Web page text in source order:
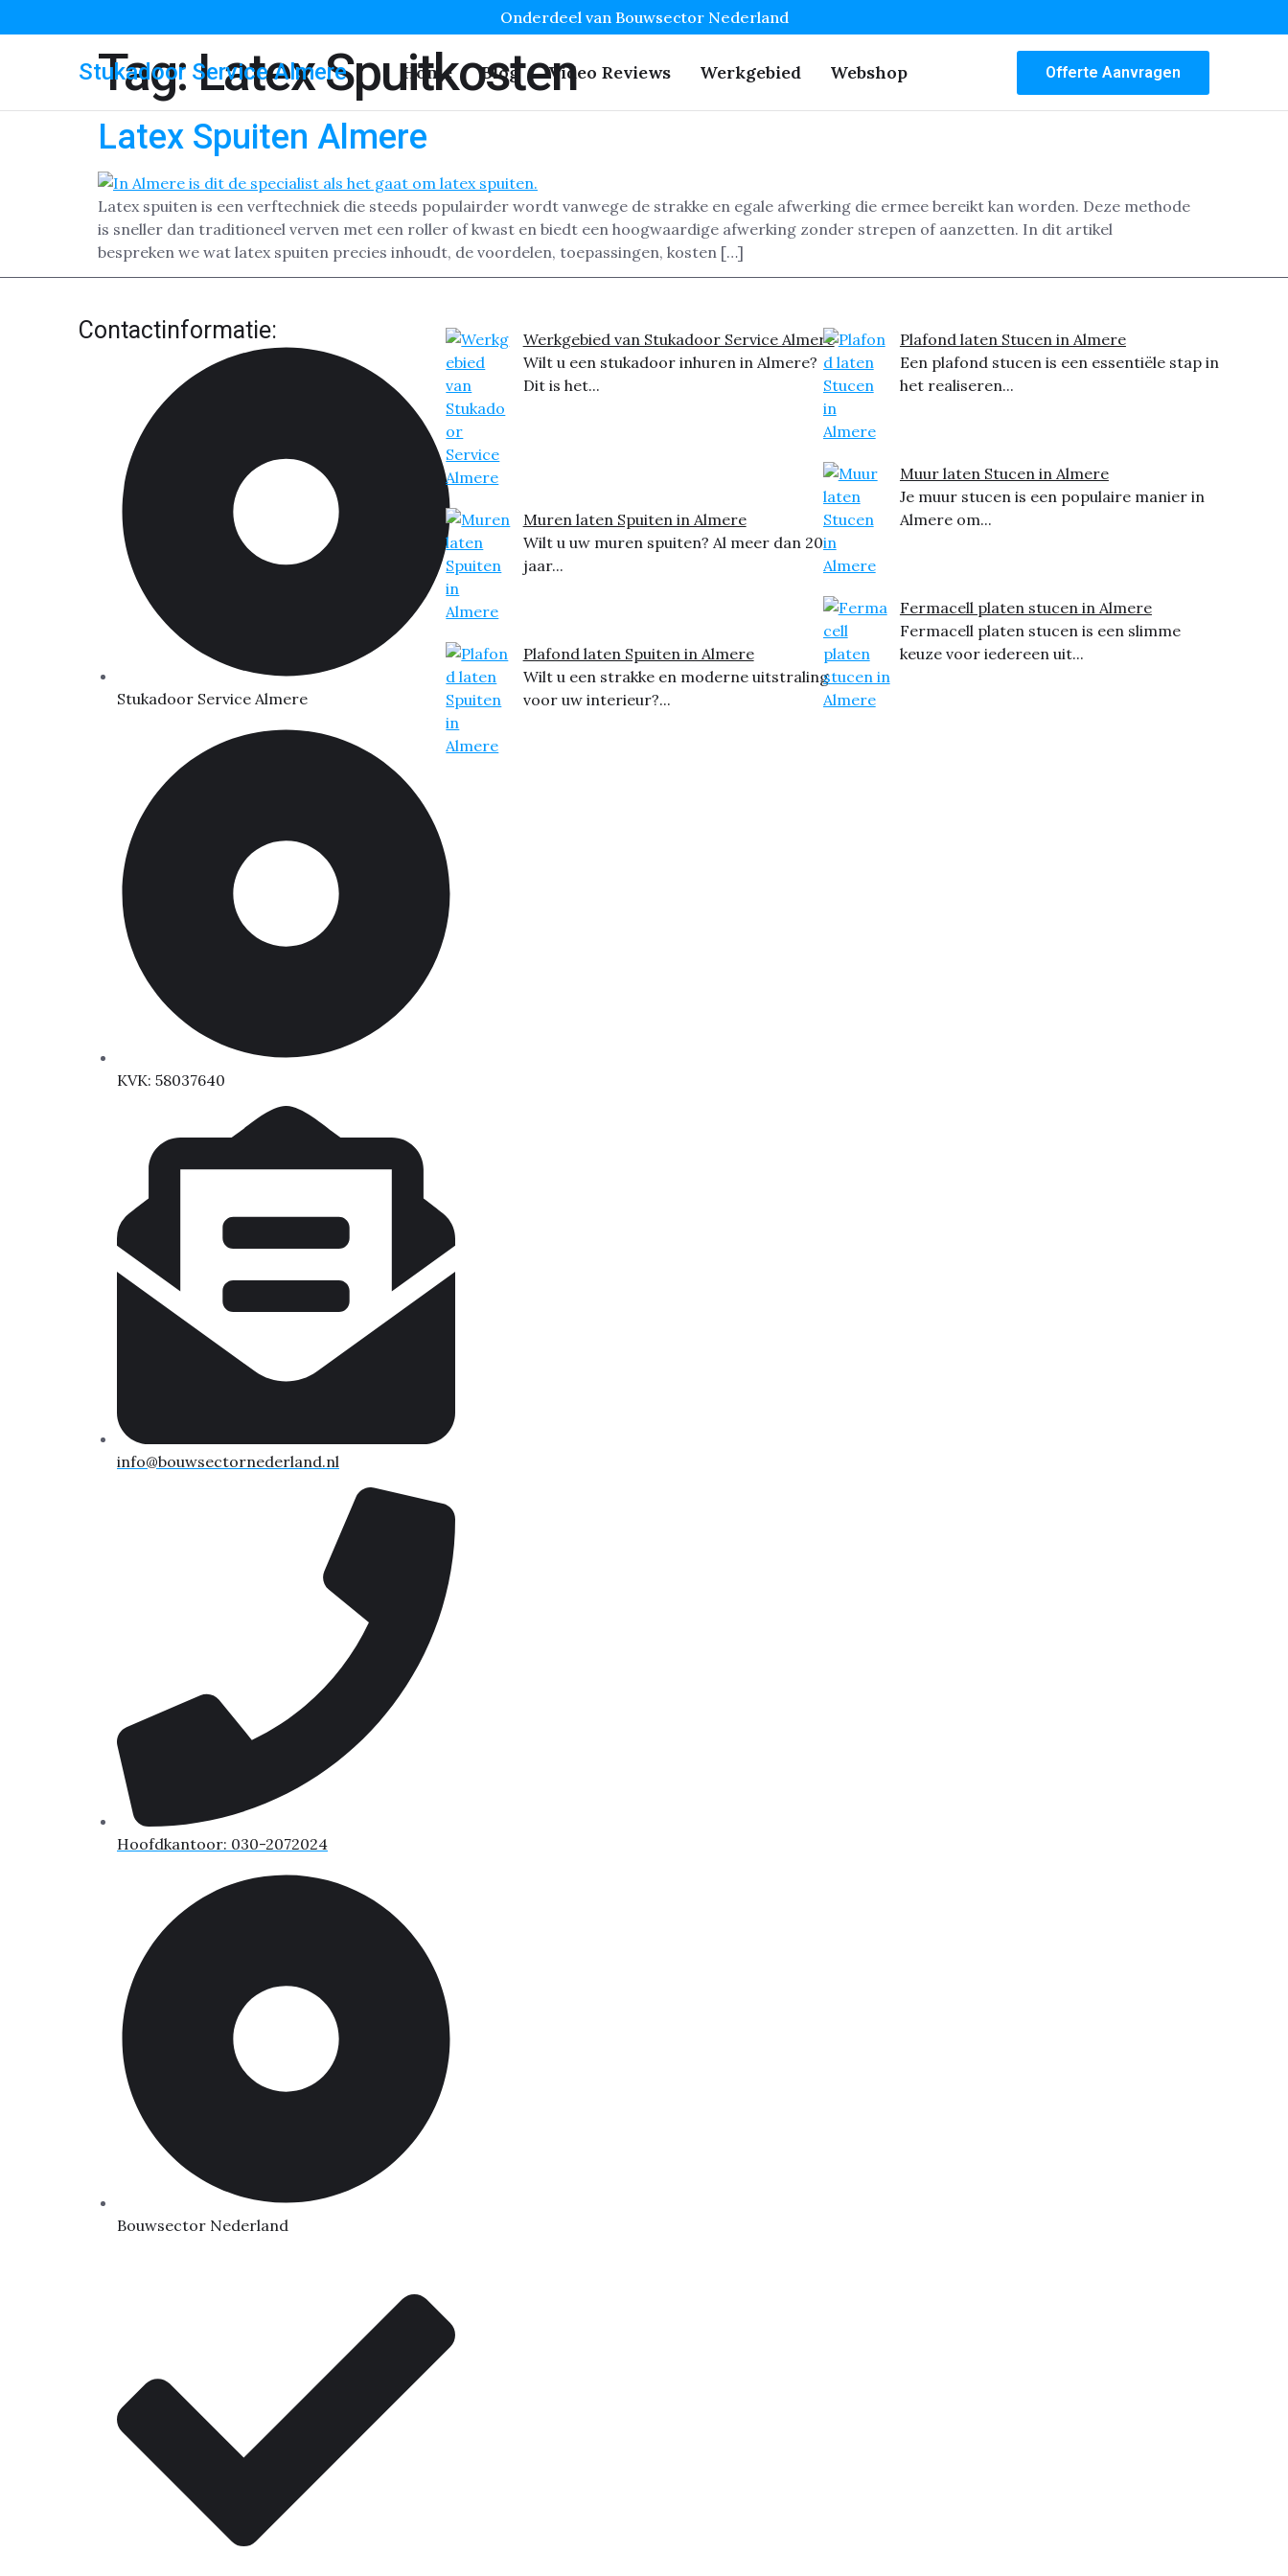
Onderdeel van Bouwsector Nederland
Stukadoor Service Almere Home Blog Video Reviews Werkgebied Webshop Offerte Aanvragen
Tag:Latex Spuitkosten
Latex Spuiten Almere
Latex spuiten is een verftechniek die steeds populairder wordt vanwege de strakke en egale afwerking die ermee bereikt kan worden. Deze methode
is sneller dan traditioneel verven met een roller of kwast en biedt een hoogwaardige afwerking zonder strepen of aanzetten. In dit artikel
bespreken we wat latex spuiten precies inhoudt, de voordelen, toepassingen, kosten […]
Contactinformatie:
Stukadoor Service Almere
KVK: 58037640
info@bouwsectornederland.nl
Hoofdkantoor: 030-2072024
Bouwsector Nederland
Werkgebied van Stukadoor Service Almere
Wilt u een stukadoor inhuren in Almere?
Dit is het...
Muren laten Spuiten in Almere
Wilt u uw muren spuiten? Al meer dan 20
jaar...
Plafond laten Spuiten in Almere
Wilt u een strakke en moderne uitstraling
voor uw interieur?...
Plafond laten Stucen in Almere
Een plafond stucen is een essentiële stap in
het realiseren...
Muur laten Stucen in Almere
Je muur stucen is een populaire manier in
Almere om...
Fermacell platen stucen in Almere
Fermacell platen stucen is een slimme
keuze voor iedereen uit...